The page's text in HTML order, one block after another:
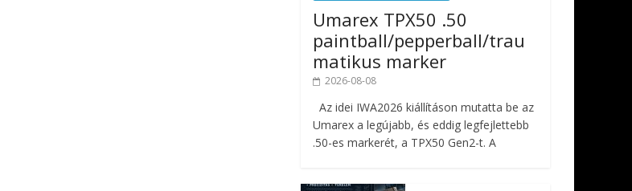
Umarex TPX50 .50
paintball/pepperball/trau
matikus marker
2026-08-08
Az idei IWA2026 kiállításon mutatta be az
Umarex a legújabb, és eddig legfejlettebb
.50-es markerét, a TPX50 Gen2-t. A